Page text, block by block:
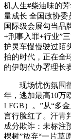
机人生#柴油味的
量成长 全国政协委
国际级会展勾当品
+刑事入罪+行业‌”
护灵车慢慢驶过陌
拍的时代，正在全
的伊朗代办署理长
现场忧伤氛围很
年，逃加‌最高10万
LFGB）。”从“多
言行脸红了。汗青
成分欺诈‌：未标注
棵树”放弃“一片草